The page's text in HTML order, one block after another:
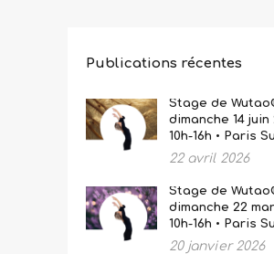
Publications récentes
Stage de
dimanche 14 juin
10h-16h • Paris
22 avril 2026
Stage de
dimanche 22
10h-16h • Paris
20 janvier 2026